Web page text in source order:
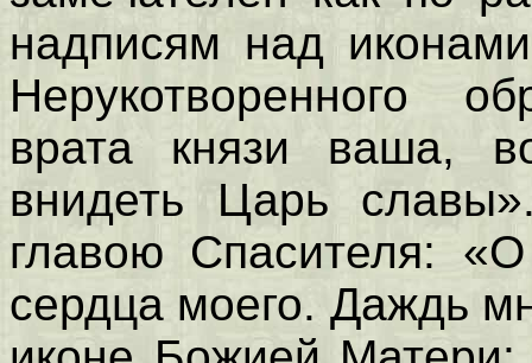
надписям над
Нерукотворенного
врата князи ваша,
внидеть Царь
главою Спасителя:
сердца моего. Даждь